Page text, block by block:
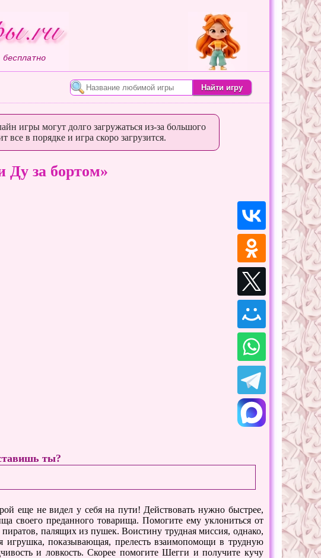
игры могут долго загружаться из-за большого
в порядке и игра скоро загрузится.
Ду за бортом»
ты?
еще не видел у себя на пути! Действовать нужно быстрее,
своего преданного товарища. Помогите ему уклониться от
палящих из пушек. Воистину трудная миссия, однако,
игрушка, показывающая, прелесть взаимопомощи в трудную
и ловкость. Скорее помогите Шегги и получите кучу